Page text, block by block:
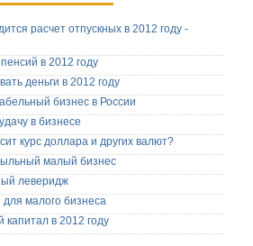
расчет отпускных в 2012 году -
в 2012 году
деньги в 2012 году
бизнес в России
в бизнесе
курс доллара и других валют?
малый бизнес
леверидж
для малого бизнеса
капитал в 2012 году